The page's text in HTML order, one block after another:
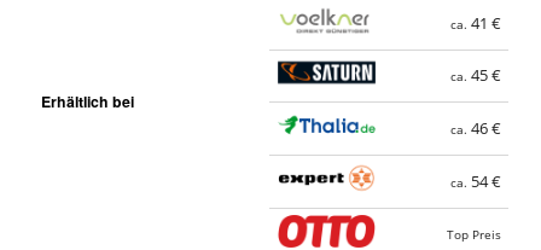
Erhältlich bei
ca. 41 €
ca. 45 €
ca. 46 €
ca. 54 €
Top Preis